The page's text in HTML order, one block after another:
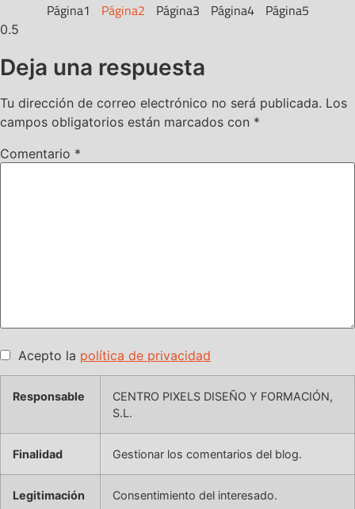
Página1 Página2 Página3 Página4 Página5
Deja una respuesta
Tu dirección de correo electrónico no será publicada. Los
campos obligatorios están marcados con *
Comentario *
Acepto la política de privacidad
Responsable
CENTRO PIXELS DISEÑO Y FORMACIÓN,
S.L.
Finalidad Gestionar los comentarios del blog.
Legitimación Consentimiento del interesado.